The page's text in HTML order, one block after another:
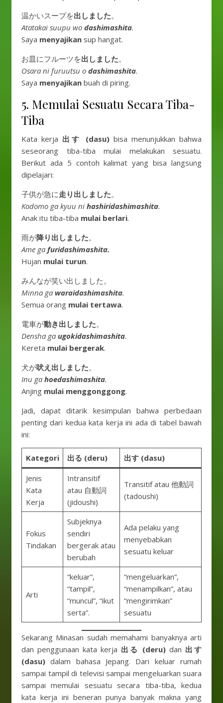
温かいスープを出しました。
Atatakai suupu wo dashimashita.
Saya menyajikan sup hangat.
お皿にフルーツを出しました。
Osara ni furuutsu o dashimashita.
Saya menyajikan buah di piring.
5. Memulai Sesuatu Secara Tiba-
Tiba
Kata kerja 出す (dasu) bisa menunjukkan bahwa
seseorang tiba-tiba mulai melakukan sesuatu.
Berikut ada 5 contoh kalimat yang bisa langsung
dipelajari:
子供が急に走り出しました。
Kodomo ga kyuu ni hashiridashimashita.
Anak itu tiba-tiba mulai berlari.
雨が降り出しました。
Ame ga furidashimashita.
Hujan mulai turun.
みんなが笑い出しました。
Minna ga waraidashimashita.
Semua orang mulai tertawa.
電車が動き出しました。
Densha ga ugokidashimashita.
Kereta mulai bergerak.
犬が吠え出しました。
Inu ga hoedashimashita.
Anjing mulai menggonggong.
Jadi, dapat ditarik kesimpulan bahwa perbedaan
penting dari kedua kata kerja ini ada di tabel bawah
ini:
Kategori 出る (deru) 出す (dasu)
Jenis
Kata
Kerja
Intransitif
atau 自動詞
(jidoushi)
Transitif atau 他動詞
(tadoushi)
Fokus
Tindakan
Subjeknya
sendiri
bergerak atau
berubah
Ada pelaku yang
menyebabkan
sesuatu keluar
Arti
“keluar”,
“tampil”,
“muncul”, “ikut
serta”.
“mengeluarkan”,
“menampilkan”, atau
“mengirimkan”
sesuatu
Sekarang Minasan sudah memahami banyaknya arti
dan penggunaan kata kerja 出る (deru) dan 出す
(dasu) dalam bahasa Jepang. Dari keluar rumah
sampai tampil di televisi sampai mengeluarkan suara
sampai memulai sesuatu secara tiba-tiba, kedua
kata kerja ini beneran punya banyak makna yang